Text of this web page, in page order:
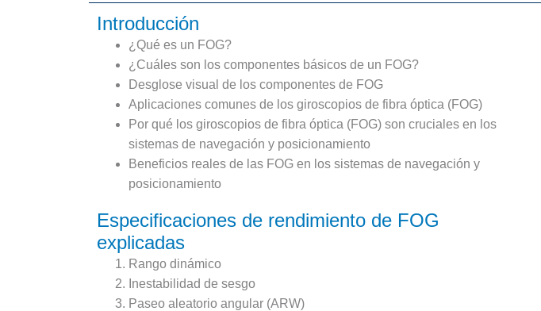
Introducción
¿Qué es un FOG?
¿Cuáles son los componentes básicos de un FOG?
Desglose visual de los componentes de FOG
Aplicaciones comunes de los giroscopios de fibra óptica (FOG)
Por qué los giroscopios de fibra óptica (FOG) son cruciales en los
sistemas de navegación y posicionamiento
Beneficios reales de las FOG en los sistemas de navegación y
posicionamiento
Especificaciones de rendimiento de FOG
explicadas
Rango dinámico
Inestabilidad de sesgo
Paseo aleatorio angular (ARW)